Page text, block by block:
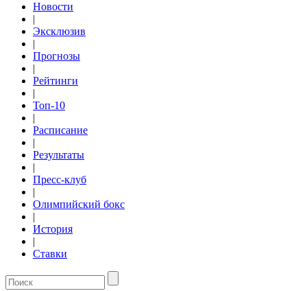
Новости
|
Эксклюзив
|
Прогнозы
|
Рейтинги
|
Топ-10
|
Расписание
|
Результаты
|
Пресс-клуб
|
Олимпийский бокс
|
История
|
Ставки